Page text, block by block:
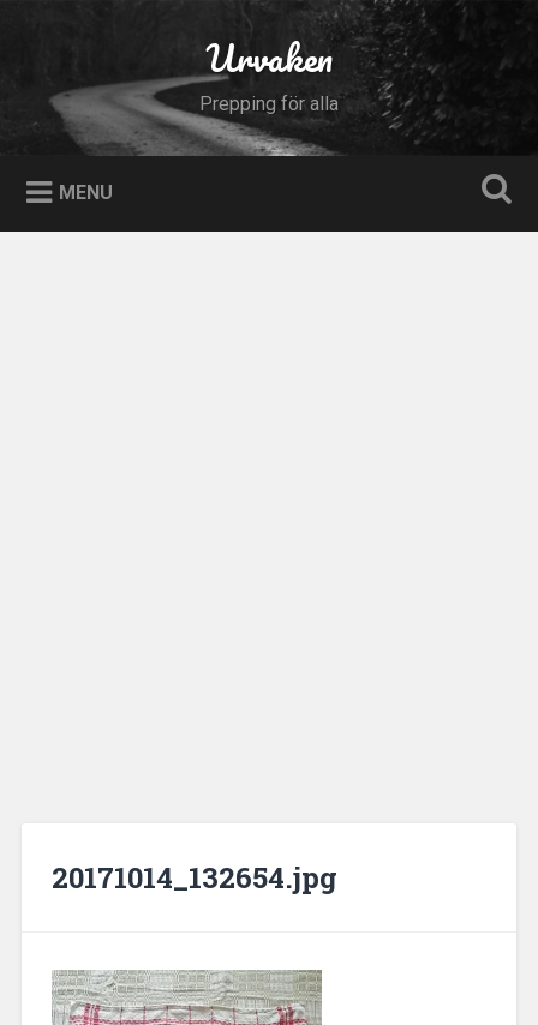
Urvaken
Prepping för alla
MENU
20171014_132654.jpg